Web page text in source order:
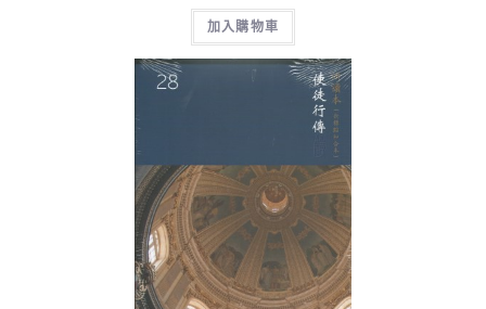
加入購物車